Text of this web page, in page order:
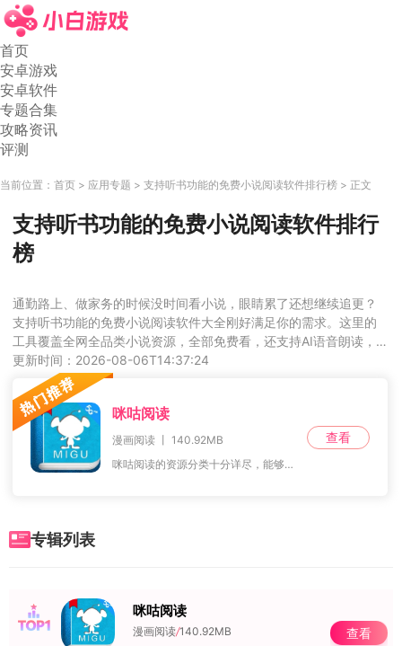
首页
安卓游戏
安卓软件
专题合集
攻略资讯
评测
当前位置： 首页 应用专题 支持听书功能的免费小说阅读软件排行榜 正文
支持听书功能的免费小说阅读软件排行
榜
通勤路上、做家务的时候没时间看小说，眼睛累了还想继续追更？
支持听书功能的免费小说阅读软件大全刚好满足你的需求。这里的
工具覆盖全网全品类小说资源，全部免费看，还支持AI语音朗读，
多种音色、语速可调，解放你的双眼，随时随地都能沉浸式追书。
更新时间：2026-08-06T14:37:24
咪咕阅读
漫画阅读 丨 140.92MB
咪咕阅读的资源分类十分详尽，能够帮助用户有效避开各种广告插件，使阅读体验更为舒适。这里提供了大量新颖且丰富的资源，并且拥有非常多样化的角色模型，同时还支持免费
查看
专辑列表
NO.1 咪咕阅读
漫画阅读/140.92MB
查看